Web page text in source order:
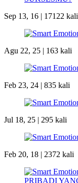
Sep 13, 16 | 17122 kali
Agu 22, 25 | 163 kali
Feb 23, 24 | 835 kali
Jul 18, 25 | 295 kali
Feb 20, 18 | 2372 kali